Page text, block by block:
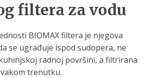
filtera za vodu
BIOMAX filtera je njegova
se ugrađuje ispod sudopera, ne
radnoj površini, a filtrirana
trenutku.